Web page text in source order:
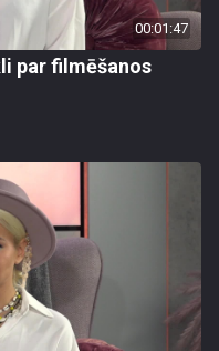
00:01:47
par filmēšanos